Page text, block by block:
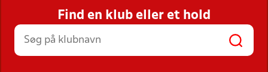
STILLINGER, RESULTATER, KLUBBER OG
HOLD
Find en klub eller et hold